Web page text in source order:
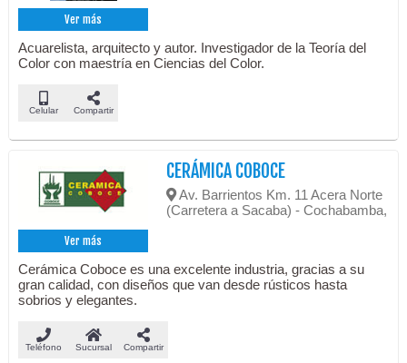
Ver más
Acuarelista, arquitecto y autor. Investigador de la Teoría del
Color con maestría en Ciencias del Color.
Celular Compartir
Ver más
CERÁMICA COBOCE
Av. Barrientos Km. 11 Acera Norte
(Carretera a Sacaba) - Cochabamba,
Cerámica Coboce es una excelente industria, gracias a su
gran calidad, con diseños que van desde rústicos hasta
sobrios y elegantes.
Teléfono Sucursal Compartir